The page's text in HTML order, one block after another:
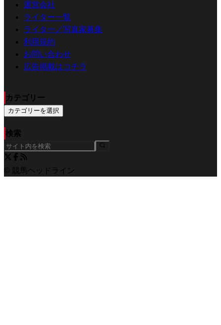
運営会社
ライター一覧
ライター／写真家募集
利用規約
お問い合わせ
広告掲載はコチラ
カテゴリー
カテゴリーを選択
検索
© 競馬ヘッドライン